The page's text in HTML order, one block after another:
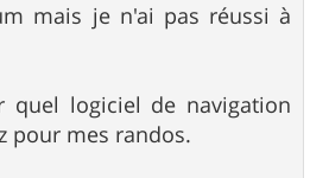
mais je n'ai pas réussi à
quel logiciel de navigation
pour mes randos.